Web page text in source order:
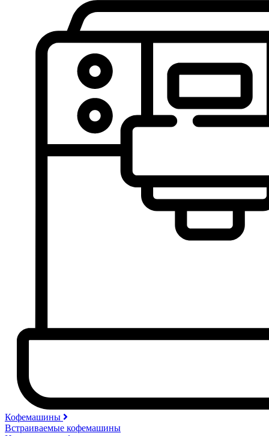
Кофемашины
Встраиваемые кофемашины